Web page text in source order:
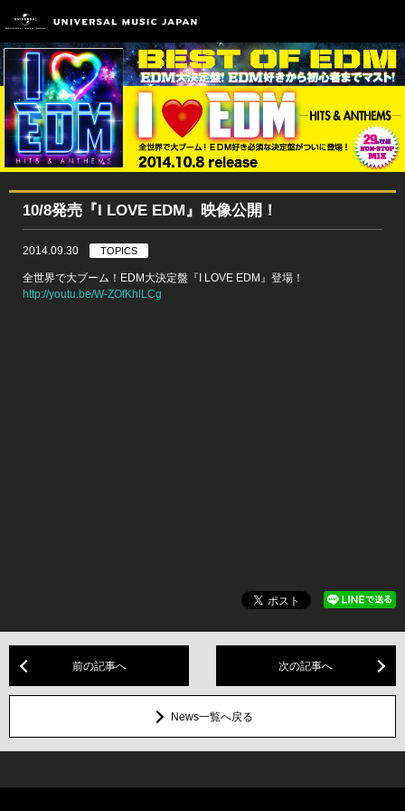
10/8発売『I LOVE EDM』映像公開！
2014.09.30 TOPICS
全世界で大ブーム！EDM大決定盤『I LOVE EDM』登場！
http://youtu.be/W-ZOfKhlLCg
前の記事へ 次の記事へ
News一覧へ戻る